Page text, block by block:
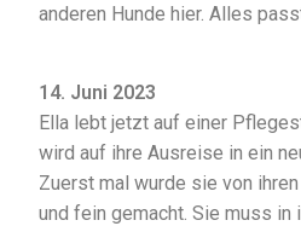
anderen Hunde hier. Alles
14. Juni 2023
Ella lebt jetzt auf einer
wird auf ihre Ausreise in ein
Zuerst mal wurde sie von
und fein gemacht. Sie muss in